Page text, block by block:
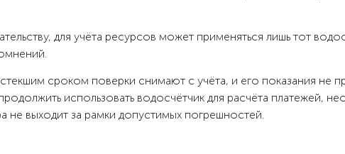
для учёта ресурсов может применяться лишь тот
сроком поверки снимают с учёта, и его показания не
использовать водосчётчик для расчёта платежей,
не выходит за рамки допустимых погрешностей.